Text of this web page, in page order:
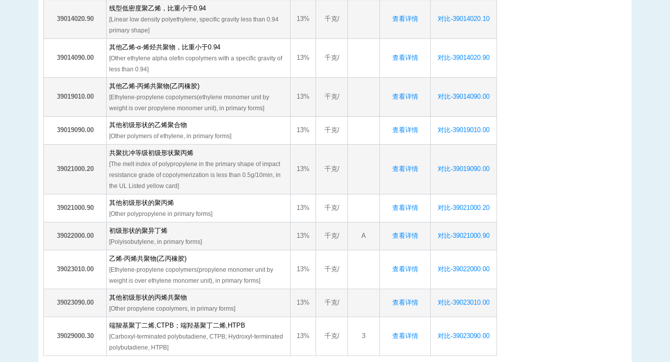
39014020.90
线型低密度聚乙烯，比重小于0.94
[Linear low density polyethylene, specific gravity less than 0.94
primary shape]
13% 千克/ 查看详情 对比-39014020.10
39014090.00
其他乙烯-α-烯烃共聚物，比重小于0.94
[Other ethylene alpha olefin copolymers with a specific gravity of
less than 0.94]
13% 千克/ 查看详情 对比-39014020.90
39019010.00
其他乙烯-丙烯共聚物(乙丙橡胶)
[Ethylene-propylene copolymers(ethylene monomer unit by
weight is over propylene monomer unit), in primary forms]
13% 千克/ 查看详情 对比-39014090.00
39019090.00
其他初级形状的乙烯聚合物
[Other polymers of ethylene, in primary forms]
13% 千克/ 查看详情 对比-39019010.00
39021000.20
共聚抗冲等级初级形状聚丙烯
[The melt index of polypropylene in the primary shape of impact
resistance grade of copolymerization is less than 0.5g/10min, in
the UL Listed yellow card]
13% 千克/ 查看详情 对比-39019090.00
39021000.90
其他初级形状的聚丙烯
[Other polypropylene in primary forms]
13% 千克/ 查看详情 对比-39021000.20
39022000.00
初级形状的聚异丁烯
[Polyisobutylene, in primary forms]
13% 千克/ A 查看详情 对比-39021000.90
39023010.00
乙烯-丙烯共聚物(乙丙橡胶)
[Ethylene-propylene copolymers(propylene monomer unit by
weight is over ethylene monomer unit), in primary forms]
13% 千克/ 查看详情 对比-39022000.00
39023090.00
其他初级形状的丙烯共聚物
[Other propylene copolymers, in primary forms]
13% 千克/ 查看详情 对比-39023010.00
39029000.30
端羧基聚丁二烯,CTPB；端羟基聚丁二烯,HTPB
[Carboxyl-terminated polybutadiene, CTPB; Hydroxyl-terminated
polybutadiene, HTPB]
13% 千克/ 3 查看详情 对比-39023090.00